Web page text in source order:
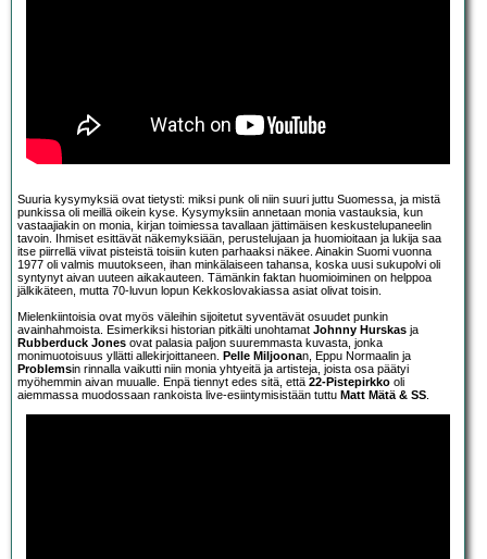
Suuria kysymyksiä ovat tietysti: miksi punk oli niin suuri juttu Suomessa, ja mistä
punkissa oli meillä oikein kyse. Kysymyksiin annetaan monia vastauksia, kun
vastaajiakin on monia, kirjan toimiessa tavallaan jättimäisen keskustelupaneelin
tavoin. Ihmiset esittävät näkemyksiään, perustelujaan ja huomioitaan ja lukija saa
itse piirrellä viivat pisteistä toisiin kuten parhaaksi näkee. Ainakin Suomi vuonna
1977 oli valmis muutokseen, ihan minkälaiseen tahansa, koska uusi sukupolvi oli
syntynyt aivan uuteen aikakauteen. Tämänkin faktan huomioiminen on helppoa
jälkikäteen, mutta 70-luvun lopun Kekkoslovakiassa asiat olivat toisin.
Mielenkiintoisia ovat myös väleihin sijoitetut syventävät osuudet punkin
avainhahmoista. Esimerkiksi historian pitkälti unohtamat Johnny Hurskas ja
Rubberduck Jones ovat palasia paljon suuremmasta kuvasta, jonka
monimuotoisuus yllätti allekirjoittaneen. Pelle Miljoonan, Eppu Normaalin ja
Problemsin rinnalla vaikutti niin monia yhtyeitä ja artisteja, joista osa päätyi
myöhemmin aivan muualle. Enpä tiennyt edes sitä, että 22-Pistepirkko oli
aiemmassa muodossaan rankoista live-esiintymisistään tuttu Matt Mätä & SS.